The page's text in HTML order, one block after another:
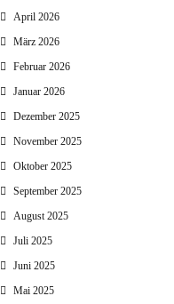
April 2026
März 2026
Februar 2026
Januar 2026
Dezember 2025
November 2025
Oktober 2025
September 2025
August 2025
Juli 2025
Juni 2025
Mai 2025